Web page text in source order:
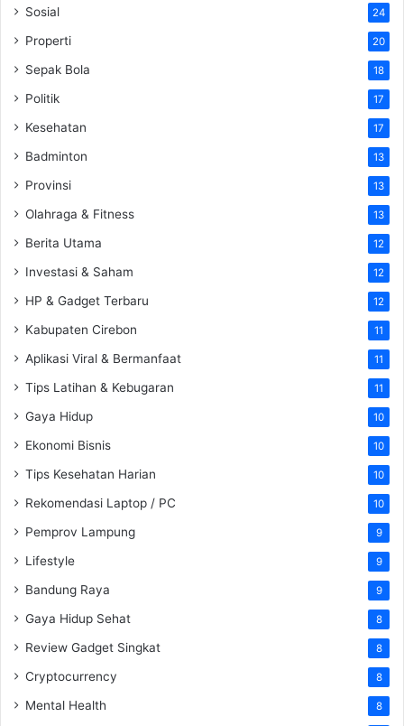
Sosial 24
Properti 20
Sepak Bola 18
Politik 17
Kesehatan 17
Badminton 13
Provinsi 13
Olahraga & Fitness 13
Berita Utama 12
Investasi & Saham 12
HP & Gadget Terbaru 12
Kabupaten Cirebon 11
Aplikasi Viral & Bermanfaat 11
Tips Latihan & Kebugaran 11
Gaya Hidup 10
Ekonomi Bisnis 10
Tips Kesehatan Harian 10
Rekomendasi Laptop / PC 10
Pemprov Lampung 9
Lifestyle 9
Bandung Raya 9
Gaya Hidup Sehat 8
Review Gadget Singkat 8
Cryptocurrency 8
Mental Health 8